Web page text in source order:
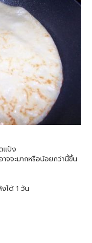
แป้ง
จจะมากหรือน้อยกว่านี้ขึ้น
งได้ 1 วัน